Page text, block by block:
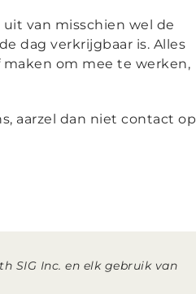
van misschien wel de
dag verkrijgbaar is. Alles
om mee te werken,
aarzel dan niet contact op
SIG Inc. en elk gebruik van